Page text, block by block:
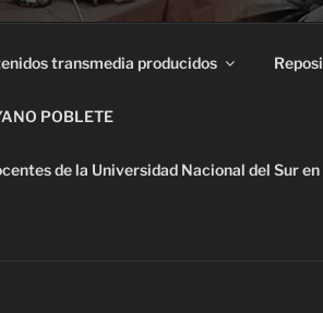
transmedia producidos
POBLETE
de la Universidad Nacional del Sur